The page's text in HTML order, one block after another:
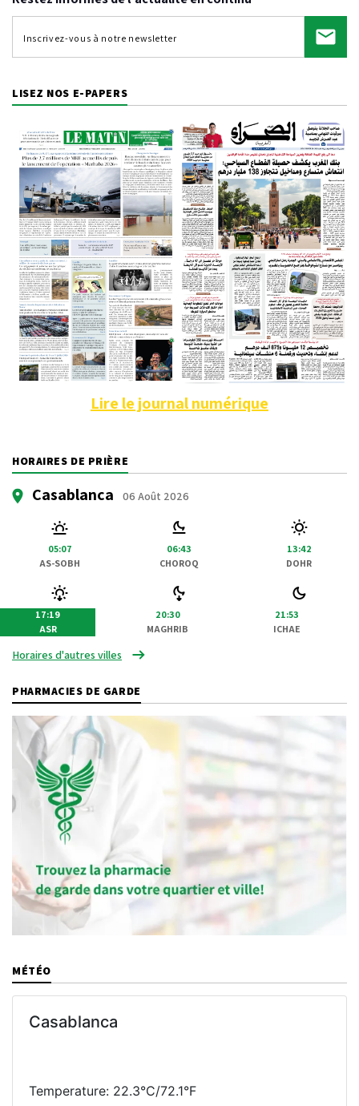
LISEZ NOS E-PAPERS
Lire le journal numérique
HORAIRES DE PRIÈRE
Casablanca 06 Août 2026
05:07
AS-SOBH
06:43
CHOROQ
13:42
DOHR
17:19
ASR
20:30
MAGHRIB
21:53
ICHAE
Horaires d'autres villes
PHARMACIES DE GARDE
MÉTÉO
Casablanca
Temperature: 22.3°C/72.1°F